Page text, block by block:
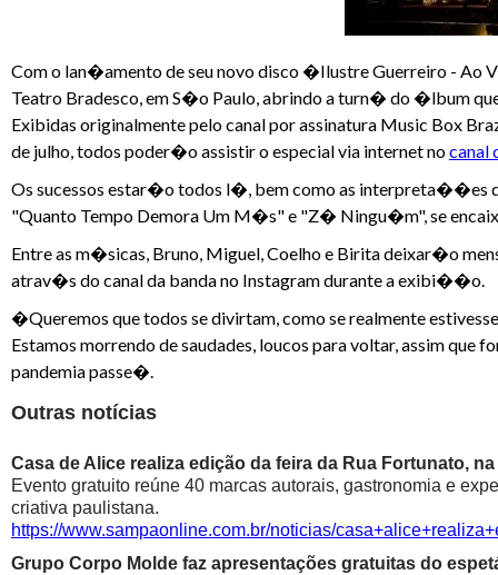
Com o lan�amento de seu novo disco �Ilustre Guerreiro - Ao
Teatro Bradesco, em S�o Paulo, abrindo a turn� do �lbum
Exibidas originalmente pelo canal por assinatura Music Box
de julho, todos poder�o assistir o especial via internet nocanal
Os sucessos estar�o todos l�, bem como as interpreta��es
"Quanto Tempo Demora Um M�s" e "Z� Ningu�m", se
Entre as m�sicas, Bruno, Miguel, Coelho e Birita deixar�o
atrav�s do canal da banda no Instagram durante a exibi��o.
�Queremos que todos se divirtam, como se realmente
Estamos morrendo de saudades, loucos para voltar, assim
pandemia passe�.
Outras notícias
Casa de Alice realiza edição da feira da Rua Fortunato,
Evento gratuito reúne 40 marcas autorais, gastronomia e
criativa paulistana.
https://www.sampaonline.com.br/noticias/
Grupo Corpo Molde faz apresentações gratuitas do